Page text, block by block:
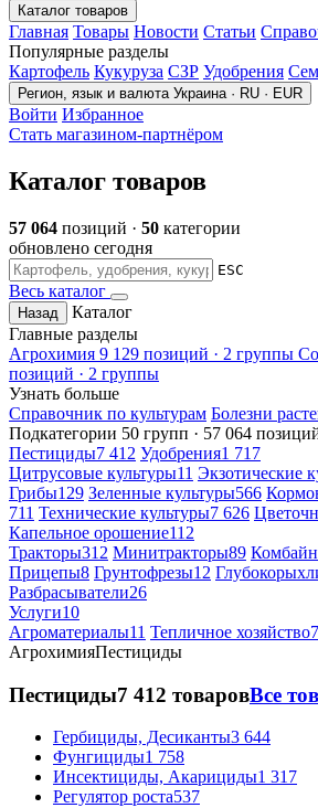
Каталог товаров
Главная Товары Новости Статьи
Популярные разделы
Картофель Кукуруза СЗР Удобрения
Регион, язык и валюта Украина · RU · EUR
Войти Избранное
Стать магазином-партнёром
Каталог товаров
57 064 позиций · 50 категории
обновлено сегодня
ESC
Весь каталог
Назад
Каталог
Главные разделы
Агрохимия 9 129 позиций · 2 группы
позиций · 2 группы
Узнать больше
Справочник по культурам Болезни
Подкатегории 50 групп · 57 064
Пестициды7 412 Удобрения1 717
Цитрусовые культуры11 Экзотические
Грибы129 Зеленные культуры566
711 Технические культуры7 626
Капельное орошение112
Тракторы312 Минитракторы89
Прицепы8 Грунтофрезы12
Разбрасыватели26
Услуги10
Агроматериалы11 Тепличное хозяйство7
АгрохимияПестициды
Пестициды7 412 товаровВсе
Гербициды, Десиканты3 644
Фунгициды1 758
Инсектициды, Акарициды1 317
Регулятор роста537